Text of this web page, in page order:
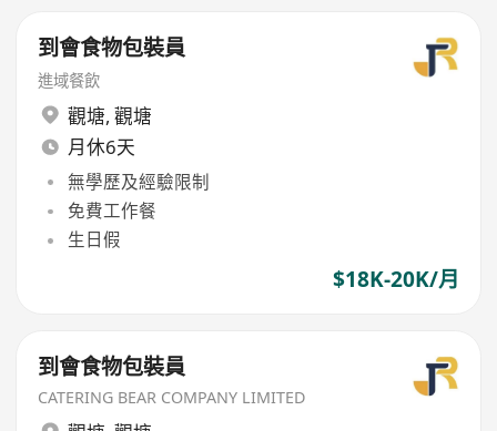
到會食物包裝員
進域餐飲
觀塘, 觀塘
月休6天
無學歷及經驗限制
免費工作餐
生日假
$18K-20K/月
到會食物包裝員
CATERING BEAR COMPANY LIMITED